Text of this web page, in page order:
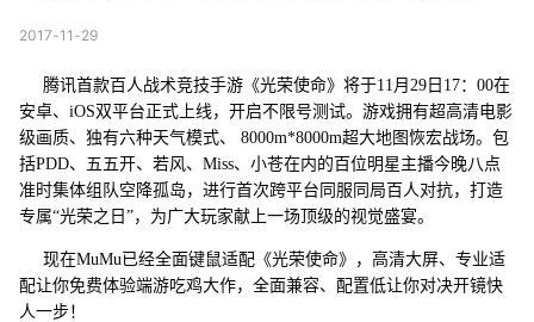
2017-11-29
腾讯首款百人战术竞技手游《光荣使命》将于11月29日17：00在
安卓、iOS双平台正式上线，开启不限号测试。游戏拥有超高清电影
级画质、独有六种天气模式、 8000m*8000m超大地图恢宏战场。包
括PDD、五五开、若风、Miss、小苍在内的百位明星主播今晚八点
准时集体组队空降孤岛，进行首次跨平台同服同局百人对抗，打造
专属“光荣之日”，为广大玩家献上一场顶级的视觉盛宴。
现在MuMu已经全面键鼠适配《光荣使命》，高清大屏、专业适
配让你免费体验端游吃鸡大作，全面兼容、配置低让你对决开镜快
人一步！